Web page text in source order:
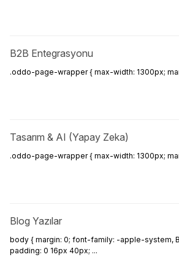
B2B Entegrasyonu
.oddo-page-wrapper { max-width: 1300px;
Tasarım & AI (Yapay Zeka)
.oddo-page-wrapper { max-width: 1300px;
Blog Yazılar
body { margin: 0; font-family: -apple-system,
padding: 0 16px 40px; ...